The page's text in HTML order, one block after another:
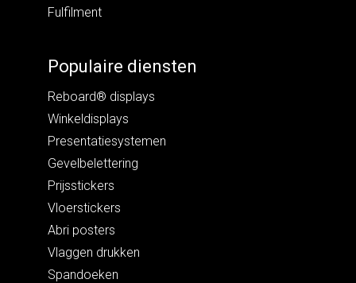
Fulfilment
Populaire diensten
Reboard® displays
Winkeldisplays
Presentatiesystemen
Gevelbelettering
Prijsstickers
Vloerstickers
Abri posters
Vlaggen drukken
Spandoeken